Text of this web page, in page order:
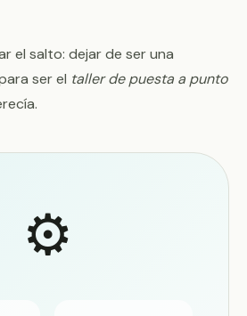
el salto: dejar de ser una
ser el taller de puesta a punto
⚙️